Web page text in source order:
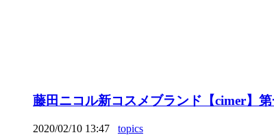
藤田ニコル新コスメブランド【cimer】
2020/02/10 13:47 topics